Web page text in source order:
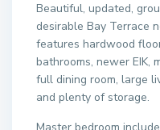
Beautiful, updated,
desirable Bay Terrace
features hardwood
bathrooms, newer EIK,
full dining room, large
and plenty of storage.